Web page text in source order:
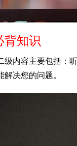
背知识
级内容主要包括：
决您的问题。